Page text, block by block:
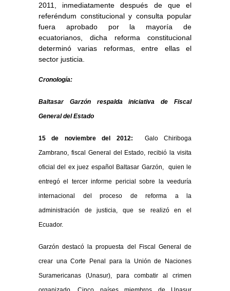
2011, inmediatamente después de que el
referéndum constitucional y consulta popular
fuera aprobado por la mayoría de
ecuatorianos, dicha reforma constitucional
determinó varias reformas, entre ellas el
sector justicia.
Cronología:
Baltasar Garzón respalda iniciativa de Fiscal
General del Estado
15 de noviembre del 2012: Galo Chiriboga
Zambrano, fiscal General del Estado, recibió la visita
oficial del ex juez español Baltasar Garzón, quien le
entregó el tercer informe pericial sobre la veeduría
internacional del proceso de reforma a la
administración de justicia, que se realizó en el
Ecuador.
Garzón destacó la propuesta del Fiscal General de
crear una Corte Penal para la Unión de Naciones
Suramericanas (Unasur), para combatir al crimen